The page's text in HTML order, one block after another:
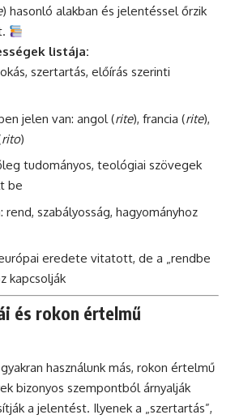
) hasonló alakban és jelentéssel őrzik
listája:
szertartás, előírás szerinti
jelen van: angol (rite), francia (rite),
rito)
tudományos, teológiai szövegek
be
rend, szabályosság, hagyományhoz
eredete vitatott, de a „rendbe
kapcsolják
és rokon értelmű
használunk más, rokon értelmű
bizonyos szempontból árnyalják
a jelentést. Ilyenek a „szertartás”,